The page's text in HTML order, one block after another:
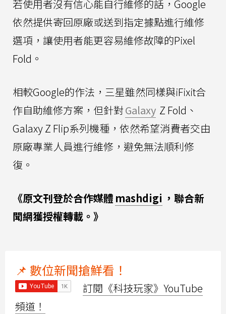
若使用者沒有信心能自行維修的話，Google
依然提供寄回原廠或送到指定據點進行維修
選項，讓使用者能更容易維修故障的Pixel
Fold。
相較Google的作法，三星雖然同樣與iFixit合
作自助維修方案，但針對Galaxy Z Fold、
Galaxy Z Flip系列機種，依然希望消費者交由
原廠專業人員進行維修，避免無法順利修
復。
《原文刊登於合作媒體 mashdigi ，聯合新
聞網獲授權轉載。》
📌 數位新聞搶鮮看！
訂閱《科技玩家》YouTube
頻道！